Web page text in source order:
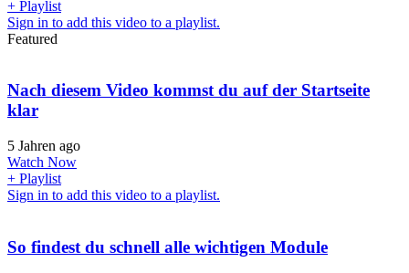
+ Playlist
Sign in to add this video to a playlist.
Featured
Nach diesem Video kommst du auf der Startseite
klar
5 Jahren ago
Watch Now
+ Playlist
Sign in to add this video to a playlist.
So findest du schnell alle wichtigen Module